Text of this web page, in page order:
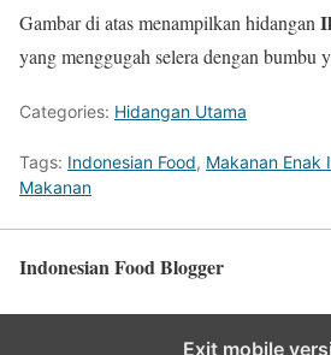
Gambar di atas menampilkan hidangan
yang menggugah selera dengan bumbu
Categories: Hidangan Utama
Tags: Indonesian Food, Makanan Enak
Makanan
Indonesian Food Blogger
Exit mobile